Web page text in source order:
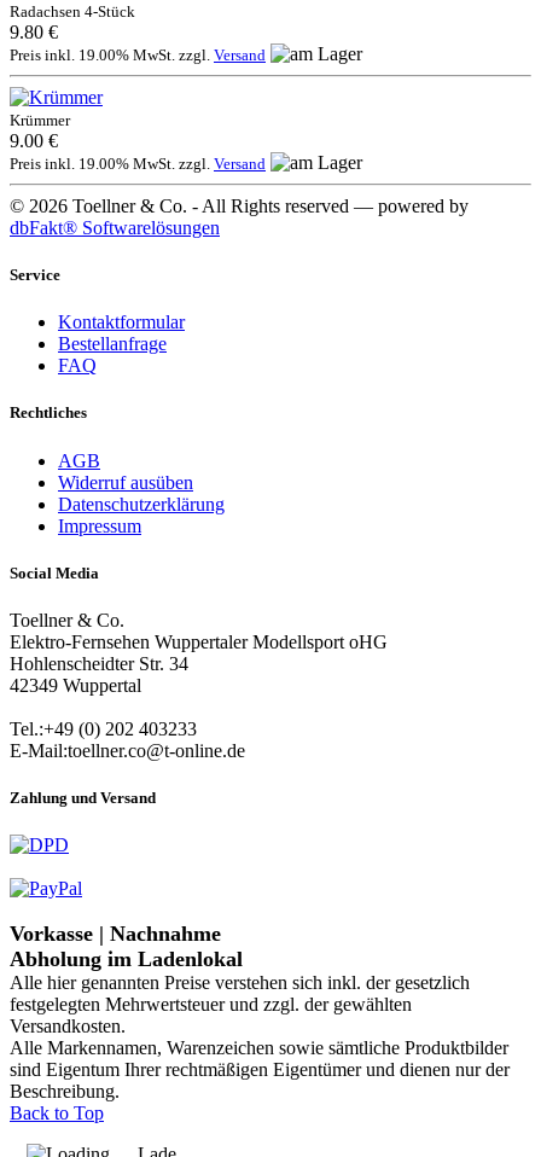
Radachsen 4-Stück
9.80 €
Preis inkl. 19.00% MwSt. zzgl. Versand
Krümmer
9.00 €
Preis inkl. 19.00% MwSt. zzgl. Versand
© 2026 Toellner & Co. - All Rights reserved — powered by
dbFakt® Softwarelösungen
Service
Kontaktformular
Bestellanfrage
FAQ
Rechtliches
AGB
Widerruf ausüben
Datenschutzerklärung
Impressum
Social Media
Toellner & Co.
Elektro-Fernsehen Wuppertaler Modellsport oHG
Hohlenscheidter Str. 34
42349 Wuppertal
Tel.:+49 (0) 202 403233
E-Mail:toellner.co@t-online.de
Zahlung und Versand
Vorkasse | Nachnahme
Abholung im Ladenlokal
Alle hier genannten Preise verstehen sich inkl. der gesetzlich
festgelegten Mehrwertsteuer und zzgl. der gewählten
Versandkosten.
Alle Markennamen, Warenzeichen sowie sämtliche Produktbilder
sind Eigentum Ihrer rechtmäßigen Eigentümer und dienen nur der
Beschreibung.
Back to Top